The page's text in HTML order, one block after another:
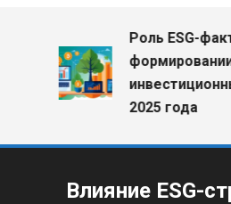
Роль ESG-
формировании
2025 года
Влияние ESG-